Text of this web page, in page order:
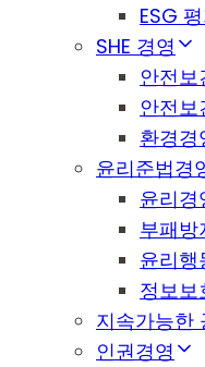
ESG
SHE 경영
안전보
안전보
환경경
윤리준법경
윤리경
부패방
윤리행
정보보
지속가능한
인권경영